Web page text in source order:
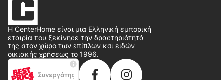
Η CenterHome είναι μια Ελληνική εμπορική
εταιρία που ξεκίνησε την δραστηριότητά
της στον χώρο των επίπλων και ειδών
οικιακής χρήσεως το 1996.